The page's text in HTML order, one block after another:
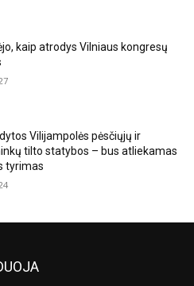
kaip atrodys Vilniaus kongresų
Vilijampolės pėsčiųjų ir
tilto statybos – bus atliekamas
tyrimas